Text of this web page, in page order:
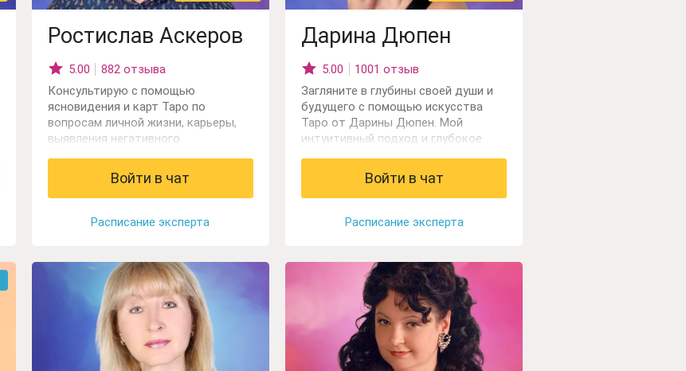
Ростислав Аскеров
5.00
882 отзыва
Консультирую с помощью
ясновидения и карт Таро по
вопросам личной жизни, карьеры,
выявления негативного
Войти в чат
Расписание эксперта
Дарина Дюпен
5.00
1001 отзыв
Загляните в глубины своей души и
будущего с помощью искусства
Таро от Дарины Дюпен. Мой
интуитивный подход и глубокое
перед вами врата к самопознанию и
направят на путь к исполнению
ваших желаний. Консультирую в
области отношений, работы, семьи.
Войти в чат
Расписание эксперта